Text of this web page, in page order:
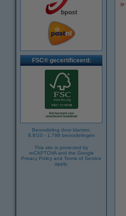
FSC® gecertificeerd:
Beoordeling door klanten:
8.8/10 - 1.799 beoordelingen
This site is protected by
reCAPTCHA and the Google
Privacy Policy and Terms of Service
apply.